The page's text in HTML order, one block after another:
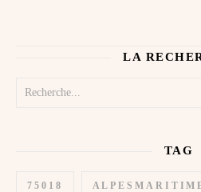
LA
TAG
75018